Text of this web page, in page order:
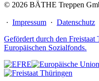
© 2026 BÄTHE Treppen
· Impressum · Datenschutz
Gefördert durch den
Europäischen Sozialfonds.